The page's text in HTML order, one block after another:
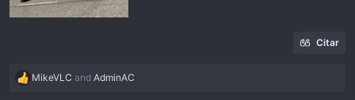
Citar
R
MikeVLC and AdminAC